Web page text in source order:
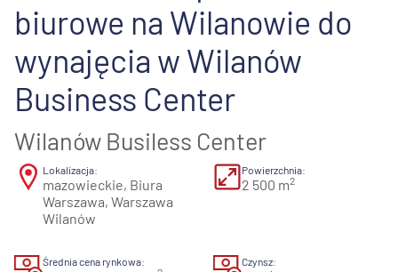
biurowe na Wilanowie do
wynajęcia w Wilanów
Business Center
Wilanów Busiless Center
Lokalizacja:
mazowieckie, Biura
Warszawa, Warszawa
Wilanów
Powierzchnia:
2 500 m2
Średnia cena rynkowa: Czynsz: